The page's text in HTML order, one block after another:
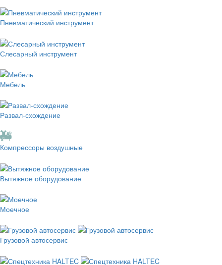
Пневматический инструмент
Слесарный инструмент
Мебель
Развал-схождение
Компрессоры воздушные
Вытяжное оборудование
Моечное
Грузовой автосервис